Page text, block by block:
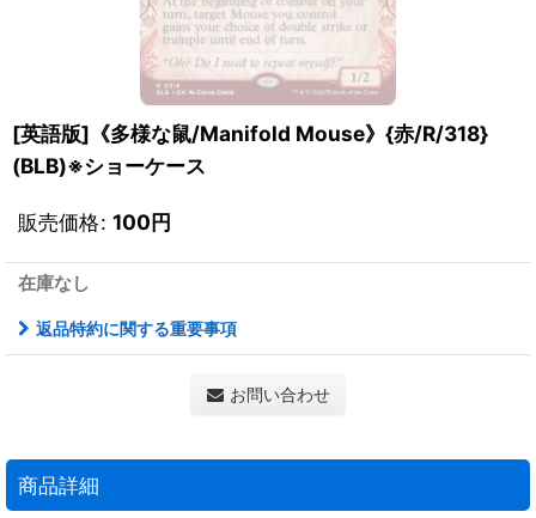
[英語版]《多様な鼠/Manifold Mouse》{赤/R/318}
(BLB)※ショーケース
販売価格: 100円
在庫なし
返品特約に関する重要事項
お問い合わせ
商品詳細